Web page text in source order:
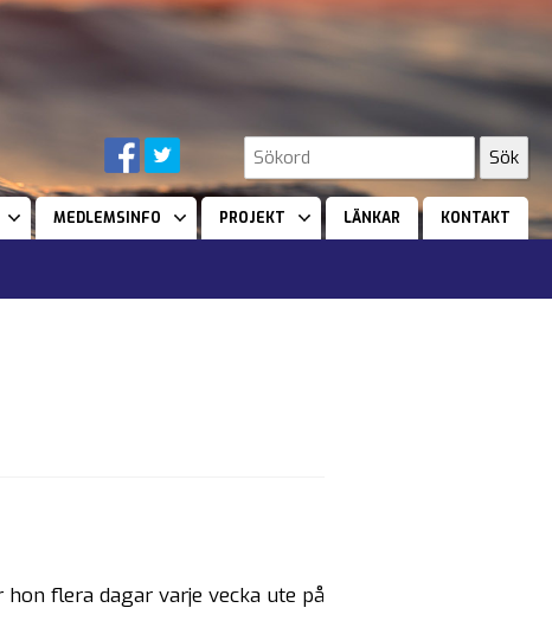
MEDLEMSINFO PROJEKT LÄNKAR KONTAKT
flera dagar varje vecka ute på